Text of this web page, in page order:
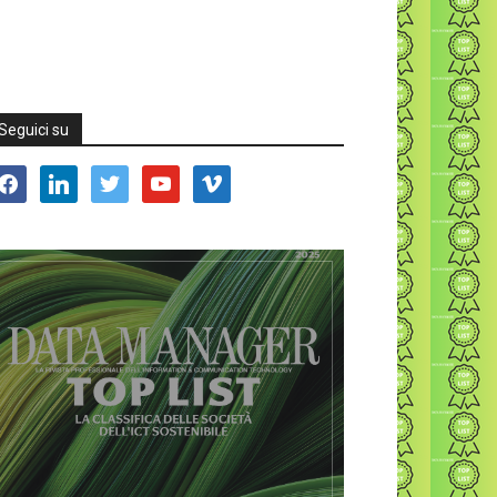
su
linkedin twitter youtube vimeo